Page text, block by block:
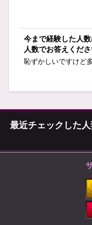
今まで経験した人
人数でお答えくださ
恥ずかしいですけど
最近チェックした